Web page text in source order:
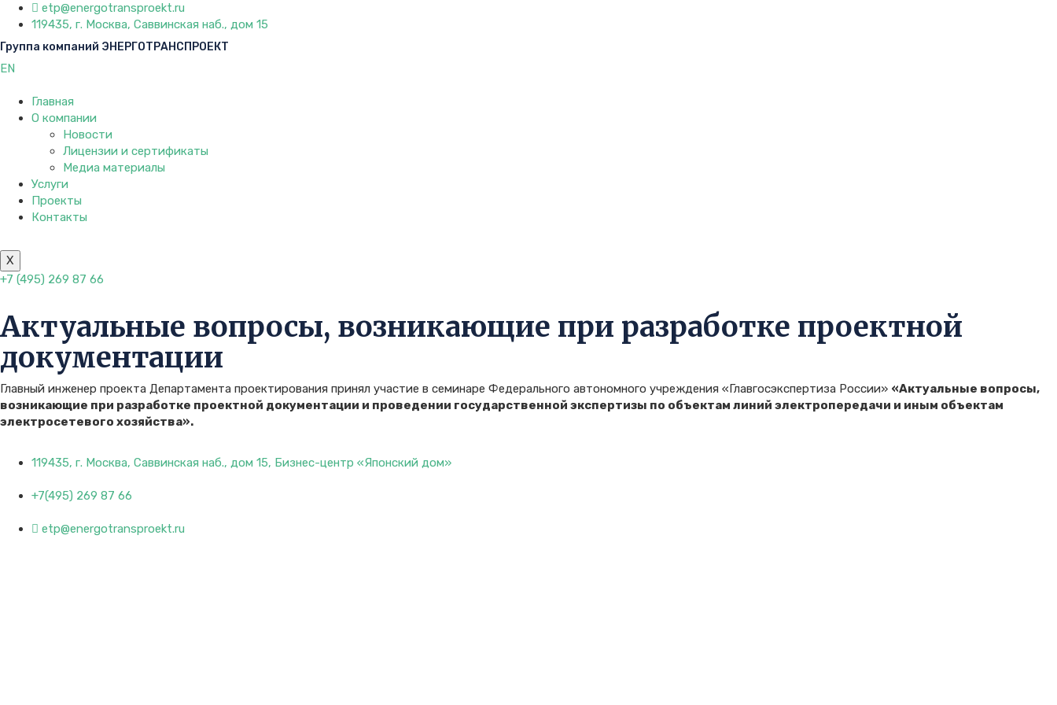
etp@energotransproekt.ru
119435, г. Москва, Саввинская наб., дом 15
Группа компаний ЭНЕРГОТРАНСПРОЕКТ
EN
Главная
О компании
Новости
Лицензии и сертификаты
Медиа материалы
Услуги
Проекты
Контакты
X
+7 (495) 269 87 66
Актуальные вопросы, возникающие при разработке проектной
документации
Главный инженер проекта Департамента проектирования принял участие в семинаре Федерального автономного учреждения «Главгосэкспертиза России» «Актуальные вопросы,
возникающие при разработке проектной документации и проведении государственной экспертизы по объектам линий электропередачи и иным объектам
электросетевого хозяйства».
119435, г. Москва, Саввинская наб., дом 15, Бизнес-центр «Японский дом»
+7(495) 269 87 66
etp@energotransproekt.ru